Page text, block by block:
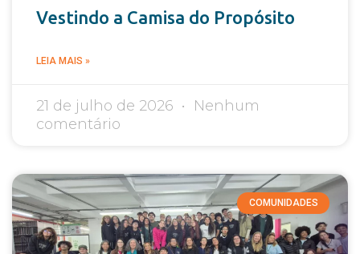
Vestindo a Camisa do Propósito
LEIA MAIS »
21 de julho de 2026
Nenhum
comentário
COMUNIDADES